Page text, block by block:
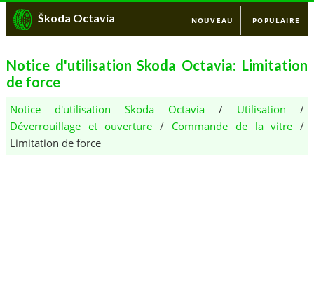
Škoda Octavia NOUVEAU POPULAIRE
Notice d'utilisation Skoda Octavia: Limitation
de force
Notice d'utilisation Skoda Octavia / Utilisation /
Déverrouillage et ouverture / Commande de la vitre /
Limitation de force